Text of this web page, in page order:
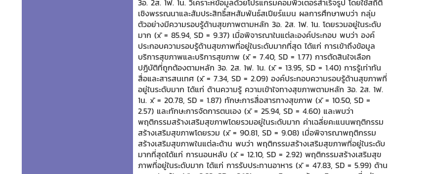
3อ. 2ส. 1ฟ. 1น. วิเคราะห์ข้อมูลด้วยโปรแกรมคอมพิวเตอร์สำเร็จรูป โดยใช้สถิติ
เชิงพรรณนาและสัมประสิทธิ์สหสัมพันธ์สเปียร์แมน ผลการศึกษาพบว่า กลุ่ม
ตัวอย่างมีความรอบรู้ด้านสุขภาพตามหลัก 3อ. 2ส. 1ฟ. 1น. โดยรวมอยู่ในระดับ
มาก (x̄ = 85.94, SD = 9.37) เมื่อพิจารณาในแต่ละองค์ประกอบ พบว่า องค์
ประกอบความรอบรู้ด้านสุขภาพที่อยู่ในระดับมากที่สุด ได้แก่ การเข้าถึงข้อมูล
บริการสุขภาพและบริการสุขภาพ (x̄ = 7.40, SD = 1.77) การตัดสินใจเลือก
ปฏิบัติที่ถูกต้องตามหลัก 3อ. 2ส. 1ฟ. 1น. (x̄ = 13.95, SD = 1.40) การรู้เท่าทัน
สื่อและสารสนเทศ (x̄ = 7.34, SD = 2.09) องค์ประกอบความรอบรู้ด้านสุขภาพที่
อยู่ในระดับมาก ได้แก่ ด้านความรู้ ความเข้าใจทางสุขภาพตามหลัก 3อ. 2ส. 1ฟ.
1น. x̄ = 20.78, SD = 1.87) ทักษะการสื่อสารทางสุขภาพ (x̄ = 10.50, SD =
2.57) และทักษะการจัดการตนเอง (x̄ = 25.94, SD = 4.60) และพบว่า
พฤติกรรมสร้างเสริมสุขภาพโดยรวมอยู่ในระดับมาก ค่าเฉลี่ยคะแนนพฤติกรรม
สร้างเสริมสุขภาพโดยรวม (x̄ = 90.81, SD = 9.08) เมื่อพิจารณาพฤติกรรม
สร้างเสริมสุขภาพในแต่ละด้าน พบว่า พฤติกรรมสร้างเสริมสุขภาพที่อยู่ในระดับ
มากที่สุดได้แก่ การนอนหลับ (x̄ = 12.10, SD = 2.92) พฤติกรรมสร้างเสริมสุข
ภาพที่อยู่ในระดับมาก ได้แก่ การรับประทานอาหาร (x̄ = 47.83, SD = 5.99) ด้าน